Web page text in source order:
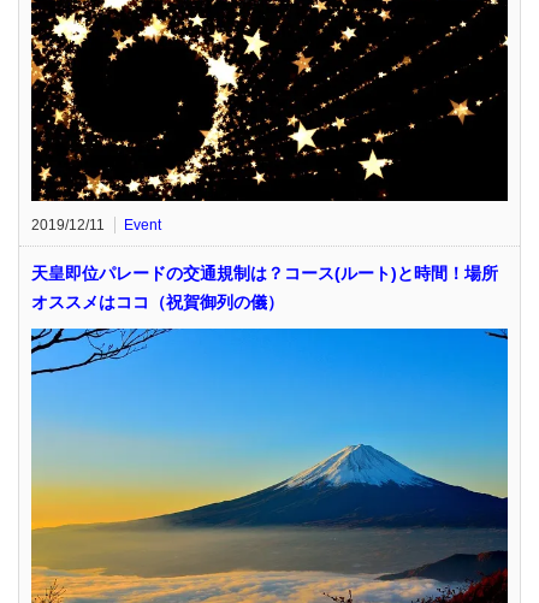
2019/12/11 Event
天皇即位パレードの交通規制は？コース(ルート)と時間！場所
オススメはココ（祝賀御列の儀）